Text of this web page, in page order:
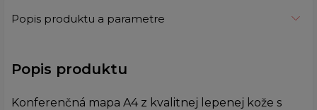
Popis produktu a parametre
Popis produktu
Konferenčná mapa A4 z kvalitnej lepenej kože s